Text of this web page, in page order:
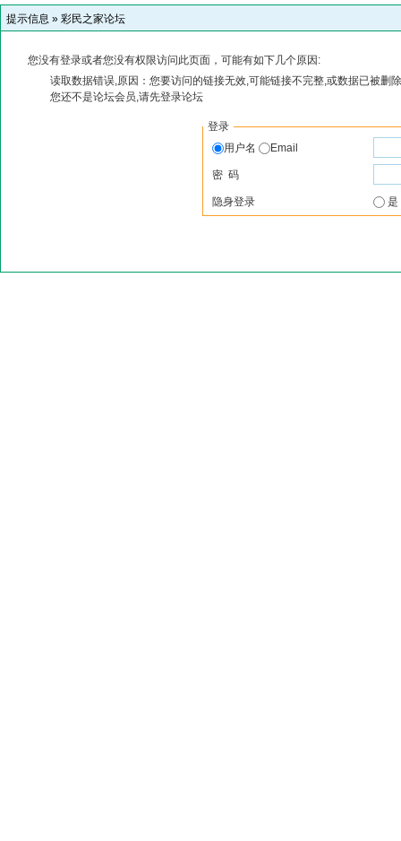
提示信息 » 彩民之家论坛
您没有登录或者您没有权限访问此页面，可能有如下几个原因:
读取数据错误,原因：您要访问的链接无效,可能链接不完整,或数据已被删
您还不是论坛会员,请先登录论坛
登录
用户名
Email
密 码
隐身登录